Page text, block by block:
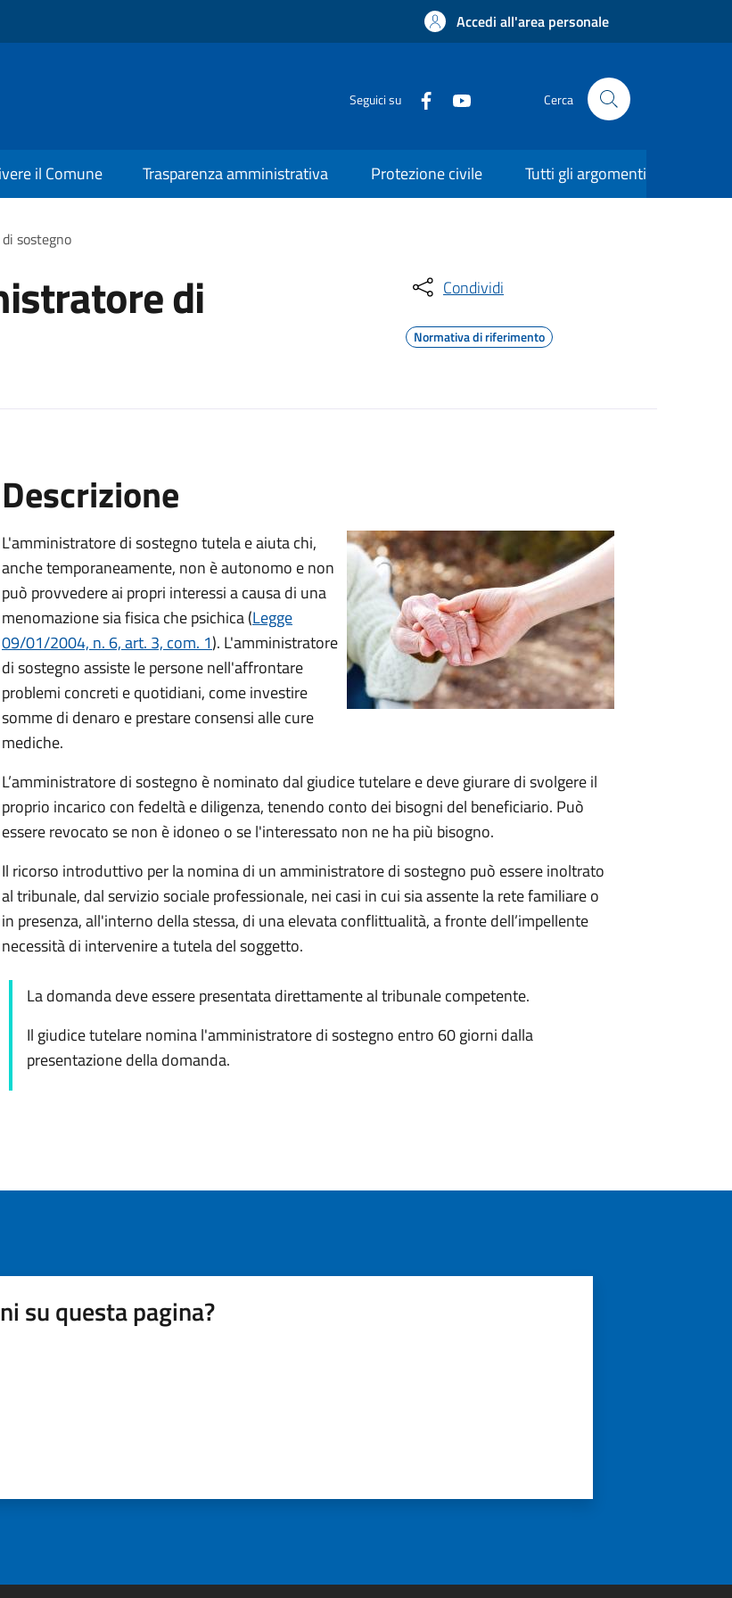
Accedi all'area personale
Seguici su Cerca
il Comune Trasparenza amministrativa Protezione civile Tutti gli argomenti
sostegno
di Condividi
Normativa di riferimento
Descrizione
L'amministratore di sostegno tutela e aiuta chi,
anche temporaneamente, non è autonomo e non
può provvedere ai propri interessi a causa di una
menomazione sia fisica che psichica (Legge
09/01/2004, n. 6, art. 3, com. 1). L'amministratore
di sostegno assiste le persone nell'affrontare
problemi concreti e quotidiani, come investire
somme di denaro e prestare consensi alle cure
mediche.
L’amministratore di sostegno è nominato dal giudice tutelare e deve giurare di svolgere il
proprio incarico con fedeltà e diligenza, tenendo conto dei bisogni del beneficiario. Può
essere revocato se non è idoneo o se l'interessato non ne ha più bisogno.
Il ricorso introduttivo per la nomina di un amministratore di sostegno può essere inoltrato
al tribunale, dal servizio sociale professionale, nei casi in cui sia assente la rete familiare o
in presenza, all'interno della stessa, di una elevata conflittualità, a fronte dell’impellente
necessità di intervenire a tutela del soggetto.
La domanda deve essere presentata direttamente al tribunale competente.
Il giudice tutelare nomina l'amministratore di sostegno entro 60 giorni dalla
presentazione della domanda.
su questa pagina?